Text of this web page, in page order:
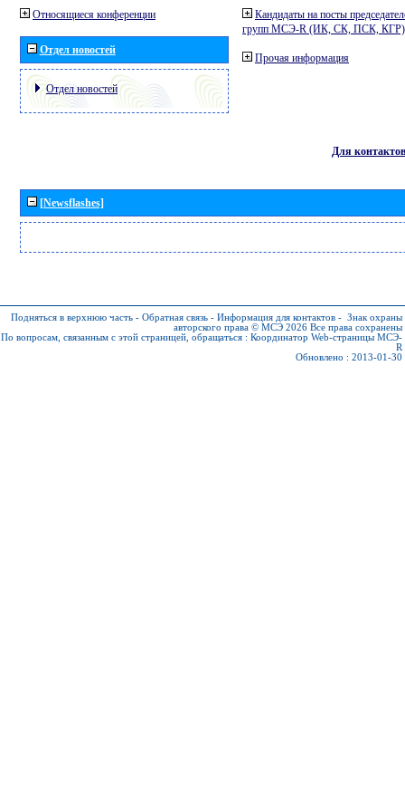
Относящиеся конференции
Отдел новостей
Отдел новостей
Кандидаты на посты
групп МСЭ-R (ИК, СК, ПСК, КГР)
Прочая информация
Для контактов
[Newsflashes]
Подняться в верхнюю часть - Обратная связь - Информация для контактов - Знак охраны
авторского права © МСЭ 2026 Все права сохранены
По вопросам, связанным с этой страницей, обращаться : Координатор Web-страницы МСЭ-
R
Обновлено : 2013-01-30